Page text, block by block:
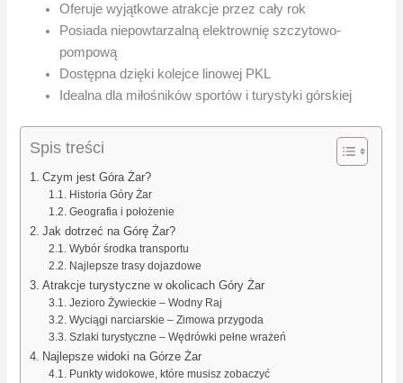
Oferuje wyjątkowe atrakcje przez cały rok
Posiada niepowtarzalną elektrownię szczytowo-
pompową
Dostępna dzięki kolejce linowej PKL
Idealna dla miłośników sportów i turystyki górskiej
Spis treści
Czym jest Góra Żar?
Historia Góry Żar
Geografia i położenie
Jak dotrzeć na Górę Żar?
Wybór środka transportu
Najlepsze trasy dojazdowe
Atrakcje turystyczne w okolicach Góry Żar
Jezioro Żywieckie – Wodny Raj
Wyciągi narciarskie – Zimowa przygoda
Szlaki turystyczne – Wędrówki pełne wrażeń
Najlepsze widoki na Górze Żar
Punkty widokowe, które musisz zobaczyć